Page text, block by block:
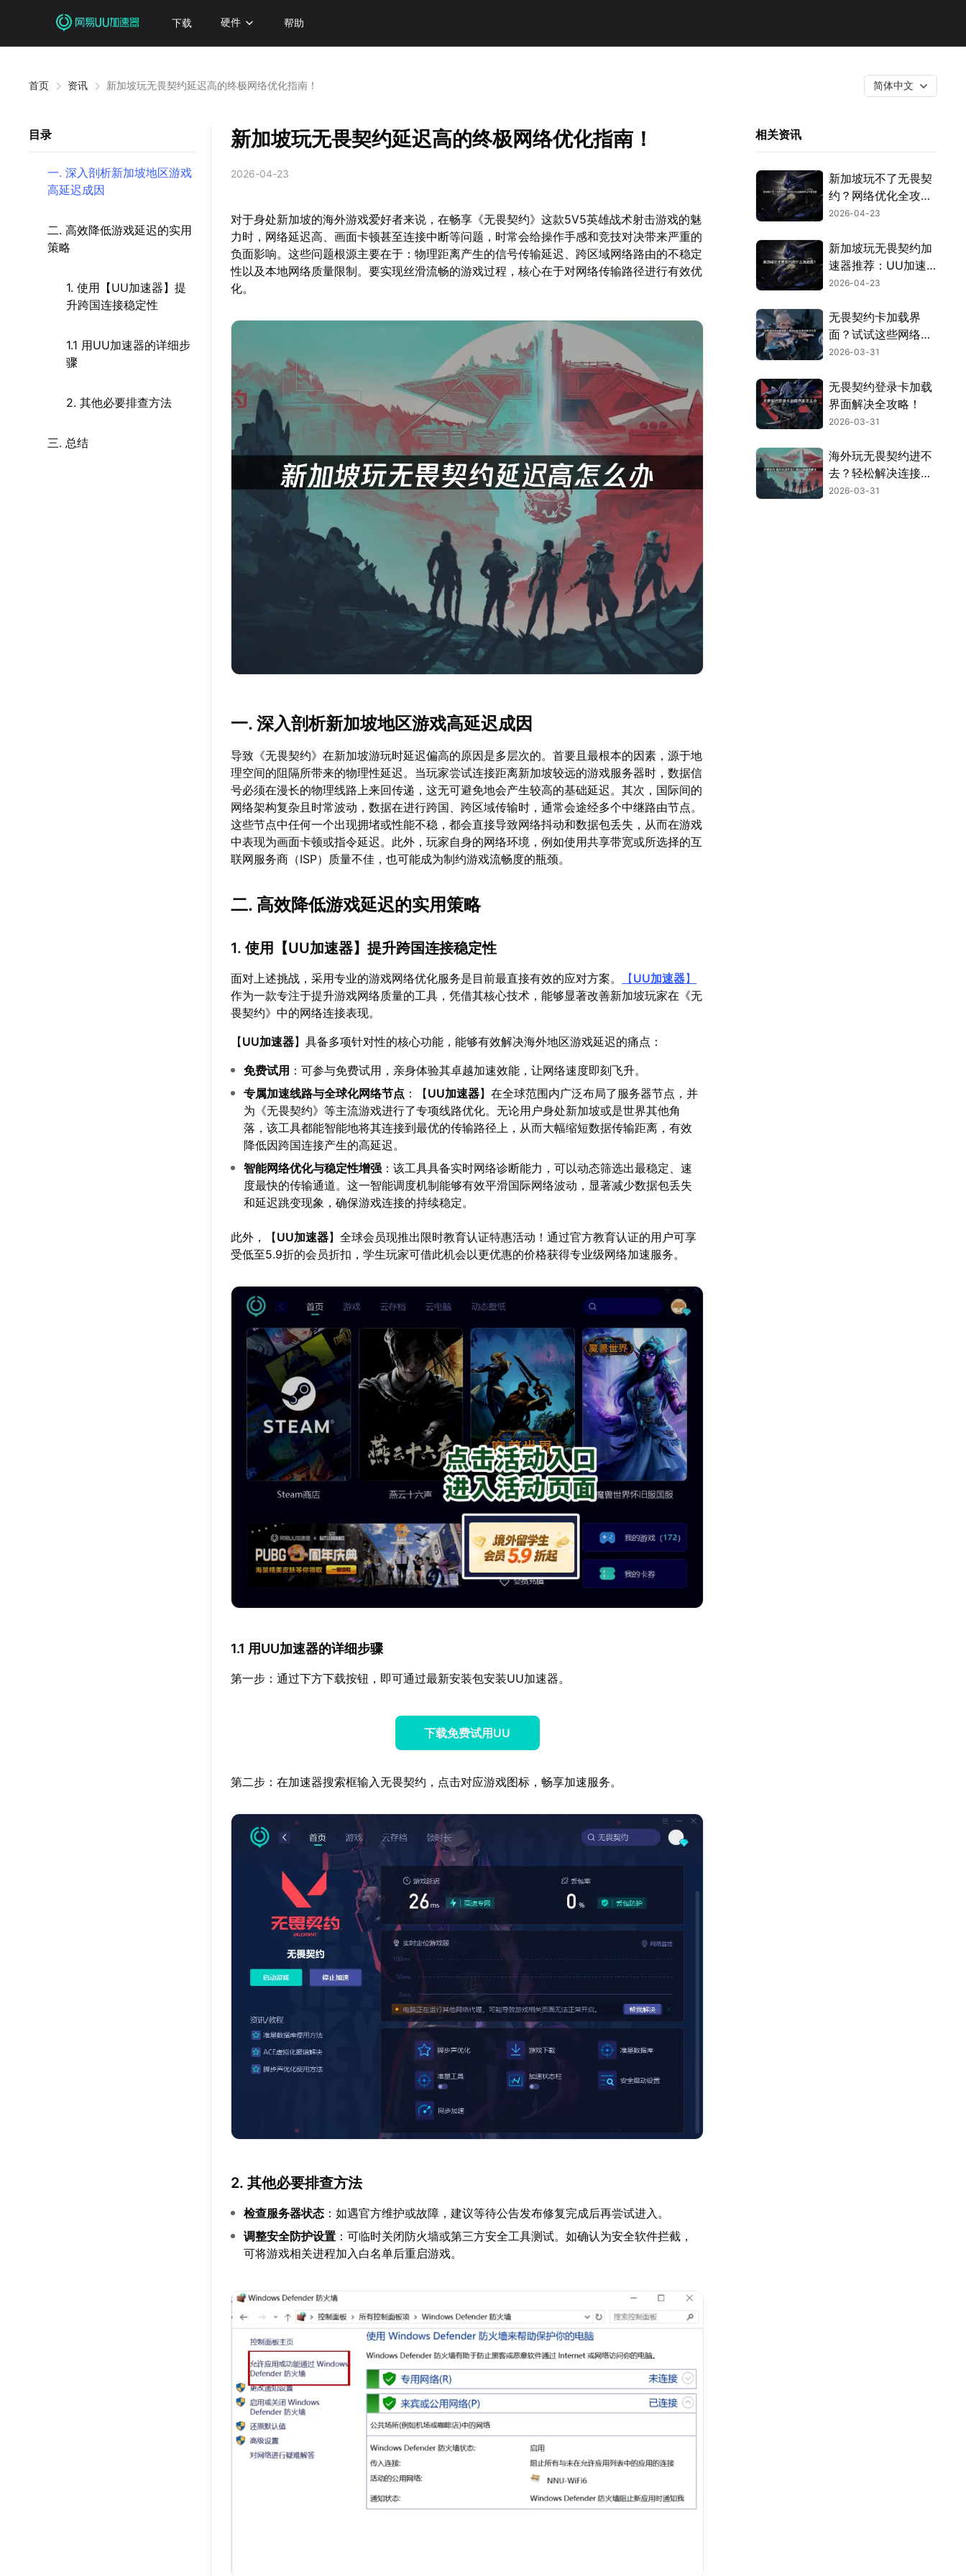
下载 硬件 帮助
首页 资讯 新加坡玩无畏契约延迟高的终极网络优化指南！ 简体中文
目录
一. 深入剖析新加坡地区游戏
高延迟成因
二. 高效降低游戏延迟的实用
策略
1. 使用【UU加速器】提
升跨国连接稳定性
1.1 用UU加速器的详细步
骤
2. 其他必要排查方法
三. 总结
新加坡玩无畏契约延迟高的终极网络优化指南！
2026-04-23
对于身处新加坡的海外游戏爱好者来说，在畅享《无畏契约》这款5V5英雄战术射击游戏的魅
力时，网络延迟高、画面卡顿甚至连接中断等问题，时常会给操作手感和竞技对决带来严重的
负面影响。这些问题根源主要在于：物理距离产生的信号传输延迟、跨区域网络路由的不稳定
性以及本地网络质量限制。要实现丝滑流畅的游戏过程，核心在于对网络传输路径进行有效优
化。
一. 深入剖析新加坡地区游戏高延迟成因
导致《无畏契约》在新加坡游玩时延迟偏高的原因是多层次的。首要且最根本的因素，源于地
理空间的阻隔所带来的物理性延迟。当玩家尝试连接距离新加坡较远的游戏服务器时，数据信
号必须在漫长的物理线路上来回传递，这无可避免地会产生较高的基础延迟。其次，国际间的
网络架构复杂且时常波动，数据在进行跨国、跨区域传输时，通常会途经多个中继路由节点。
这些节点中任何一个出现拥堵或性能不稳，都会直接导致网络抖动和数据包丢失，从而在游戏
中表现为画面卡顿或指令延迟。此外，玩家自身的网络环境，例如使用共享带宽或所选择的互
联网服务商（ISP）质量不佳，也可能成为制约游戏流畅度的瓶颈。
二. 高效降低游戏延迟的实用策略
1. 使用【UU加速器】提升跨国连接稳定性
面对上述挑战，采用专业的游戏网络优化服务是目前最直接有效的应对方案。 【UU加速器】
作为一款专注于提升游戏网络质量的工具，凭借其核心技术，能够显著改善新加坡玩家在《无
畏契约》中的网络连接表现。
【UU加速器】具备多项针对性的核心功能，能够有效解决海外地区游戏延迟的痛点：
免费试用 ：可参与免费试用，亲身体验其卓越加速效能，让网络速度即刻飞升。
专属加速线路与全球化网络节点 ：【UU加速器】在全球范围内广泛布局了服务器节点，并
为《无畏契约》等主流游戏进行了专项线路优化。无论用户身处新加坡或是世界其他角
落，该工具都能智能地将其连接到最优的传输路径上，从而大幅缩短数据传输距离，有效
降低因跨国连接产生的高延迟。
智能网络优化与稳定性增强 ：该工具具备实时网络诊断能力，可以动态筛选出最稳定、速
度最快的传输通道。这一智能调度机制能够有效平滑国际网络波动，显著减少数据包丢失
和延迟跳变现象，确保游戏连接的持续稳定。
此外，【UU加速器】全球会员现推出限时教育认证特惠活动！通过官方教育认证的用户可享
受低至5.9折的会员折扣，学生玩家可借此机会以更优惠的价格获得专业级网络加速服务。
1.1 用UU加速器的详细步骤
第一步：通过下方下载按钮，即可通过最新安装包安装UU加速器。
下载免费试用UU
第二步：在加速器搜索框输入无畏契约，点击对应游戏图标，畅享加速服务。
2. 其他必要排查方法
检查服务器状态 ：如遇官方维护或故障，建议等待公告发布修复完成后再尝试进入。
调整安全防护设置 ：可临时关闭防火墙或第三方安全工具测试。如确认为安全软件拦截，
可将游戏相关进程加入白名单后重启游戏。
相关资讯
新加坡玩不了无畏契
约？网络优化全攻略
与UU加速器应用！
2026-04-23
新加坡玩无畏契约加
速器推荐：UU加速
器深度解析！
2026-04-23
无畏契约卡加载界
面？试试这些网络优
化技巧！
2026-03-31
无畏契约登录卡加载
界面解决全攻略！
2026-03-31
海外玩无畏契约进不
去？轻松解决连接难
题！
2026-03-31